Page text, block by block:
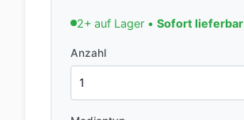
2+ auf Lager • Sofort lieferbar
Anzahl